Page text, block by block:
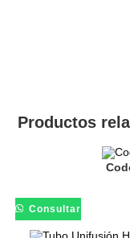
Productos
Consultar